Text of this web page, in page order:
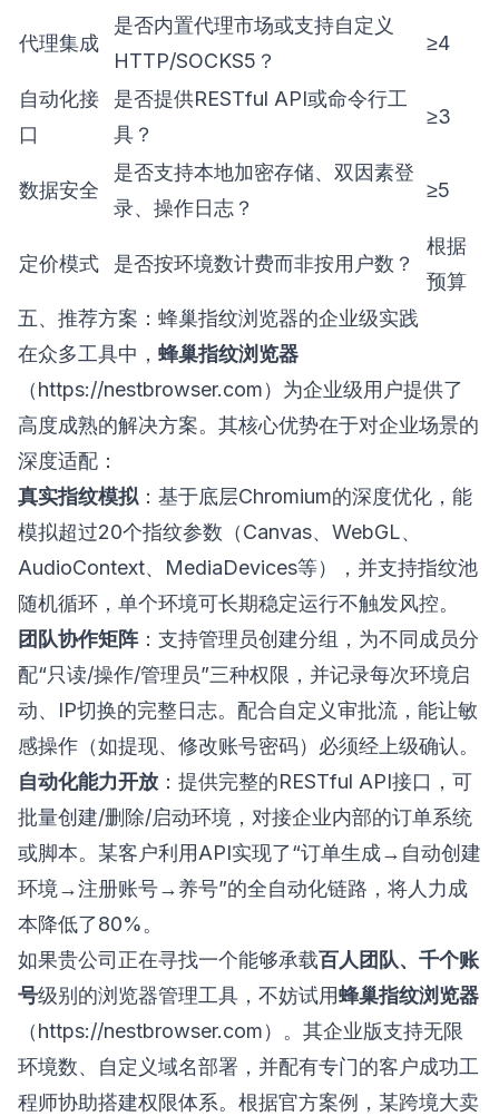
代理集成
是否内置代理市场或支持自定义
HTTP/SOCKS5？
≥4
自动化接
口
是否提供RESTful API或命令行工
具？
≥3
数据安全
是否支持本地加密存储、双因素登
录、操作日志？
≥5
定价模式 是否按环境数计费而非按用户数？
根据
预算
五、推荐方案：蜂巢指纹浏览器的企业级实践
在众多工具中， 蜂巢指纹浏览器
（https://nestbrowser.com）为企业级用户提供了
高度成熟的解决方案。其核心优势在于对企业场景的
深度适配：
真实指纹模拟 ：基于底层Chromium的深度优化，能
模拟超过20个指纹参数（Canvas、WebGL、
AudioContext、MediaDevices等），并支持指纹池
随机循环，单个环境可长期稳定运行不触发风控。
团队协作矩阵：支持管理员创建分组，为不同成员分
配“只读/操作/管理员”三种权限，并记录每次环境启
动、IP切换的完整日志。配合自定义审批流，能让敏
感操作（如提现、修改账号密码）必须经上级确认。
自动化能力开放 ：提供完整的RESTful API接口，可
批量创建/删除/启动环境，对接企业内部的订单系统
或脚本。某客户利用API实现了“订单生成→自动创建
环境→注册账号→养号”的全自动化链路，将人力成
本降低了80%。
如果贵公司正在寻找一个能够承载百人团队、千个账
号级别的浏览器管理工具，不妨试用蜂巢指纹浏览器
（https://nestbrowser.com）。其企业版支持无限
环境数、自定义域名部署，并配有专门的客户成功工
程师协助搭建权限体系。根据官方案例，某跨境大卖